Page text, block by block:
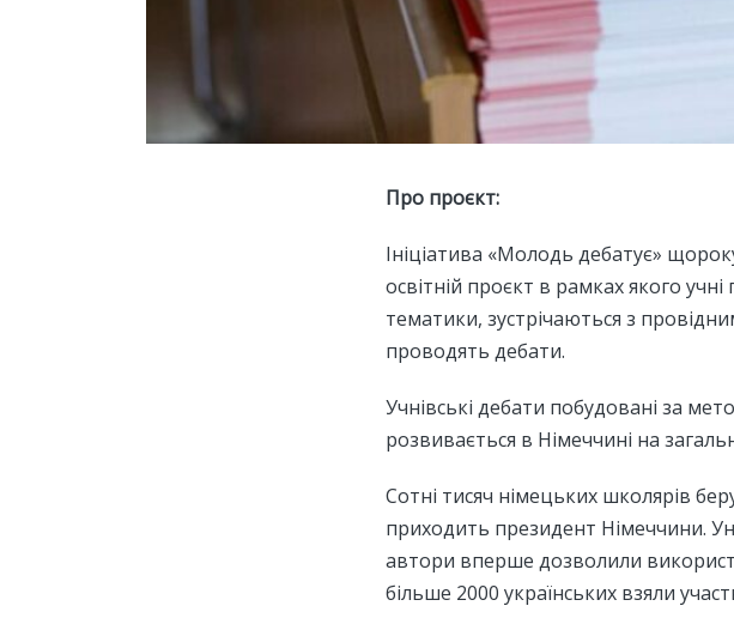
Про проєкт:
Ініціатива «Молодь дебатує»
освітній проєкт в рамках якого
тематики, зустрічаються з
проводять дебати.
Учнівські дебати побудовані за
розвивається в Німеччині на
Сотні тисяч німецьких школярів
приходить президент Німеччини.
автори вперше дозволили
більше 2000 українських взяли